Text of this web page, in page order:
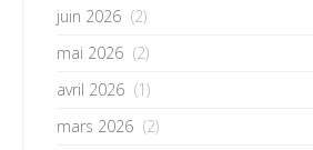
juin 2026 (2)
mai 2026 (2)
avril 2026 (1)
mars 2026 (2)